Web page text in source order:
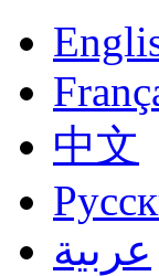
中文
عربية